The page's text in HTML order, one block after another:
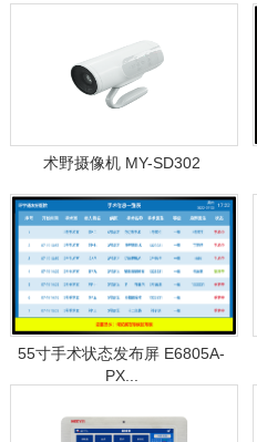
术野摄像机 MY-SD302
55寸手术状态发布屏 E6805A-
PX...